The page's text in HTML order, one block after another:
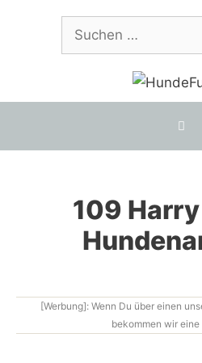
Suchen
nach:
109
[Werbung]: Wenn Du über einen
bekommen wir